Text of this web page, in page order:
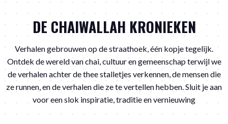
DE CHAIWALLAH KRONIEKEN
Verhalen gebrouwen op de straathoek, één kopje tegelijk.
Ontdek de wereld van chai, cultuur en gemeenschap terwijl we
de verhalen achter de thee stalletjes verkennen, de mensen die
ze runnen, en de verhalen die ze te vertellen hebben. Sluit je aan
voor een slok inspiratie, traditie en vernieuwing